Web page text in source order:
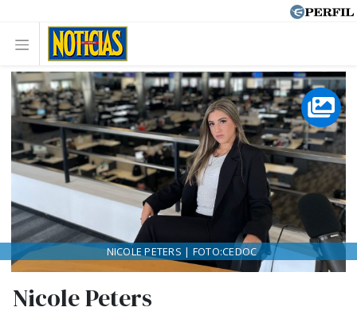
Nicole Peters
NICOLE PETERS | FOTO:CEDOC